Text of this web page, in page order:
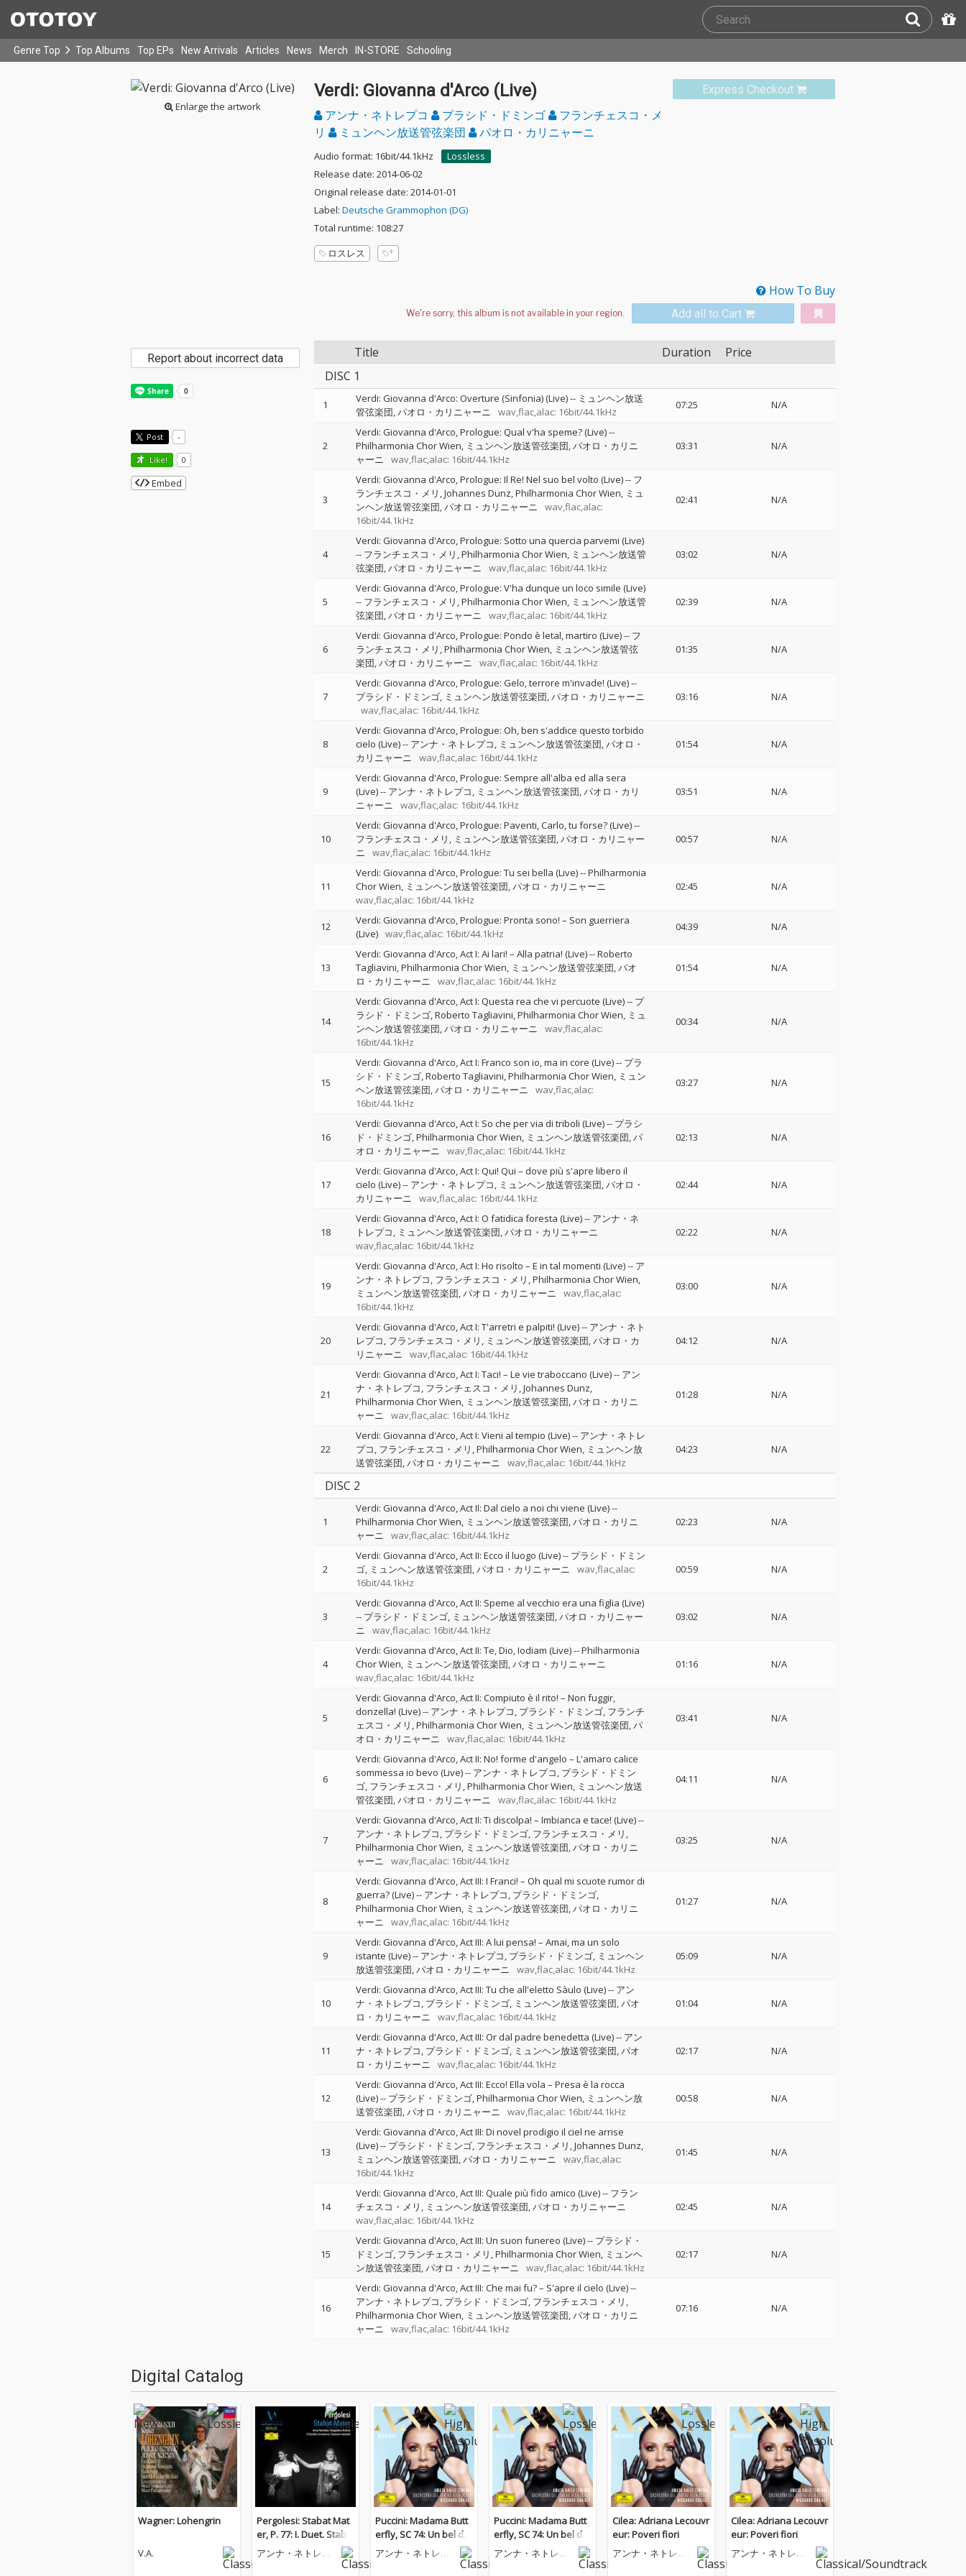
Genre Top Top Albums Top EPs New Arrivals Articles News Merch IN-STORE Schooling
Enlarge the artwork
Express Checkout
Verdi: Giovanna d'Arco (Live)
アンナ・ネトレプコ プラシド・ドミンゴ
フランチェスコ・メ
リ
ミュンヘン放送管弦楽団 パオロ・カリニャーニ
Audio format: 16bit/44.1kHz
Lossless
Release date: 2014-06-02
Original release date: 2014-01-01
Label: Deutsche Grammophon (DG)
Total runtime: 108:27
ロスレス
How To Buy
Add all to Cart
Title Duration
Price
DISC 1
1 Verdi: Giovanna d'Arco: Overture (Sinfonia) (Live)-- ミュンヘン放送
管弦楽団 パオロ・カリニャーニ wav,flac,alac: 16bit/44.1kHz
07:25 N/A
2
Verdi: Giovanna d'Arco, Prologue: Qual v'ha speme? (Live)--
Philharmonia Chor Wien ミュンヘン放送管弦楽団 パオロ・カリニ
ャーニ
wav,flac,alac: 16bit/44.1kHz
03:31 N/A
3
Verdi: Giovanna d'Arco, Prologue: Il Re! Nel suo bel volto (Live)-- フ
ランチェスコ・メリ Johannes Dunz Philharmonia Chor Wien ミュ
ンヘン放送管弦楽団 パオロ・カリニャーニ
wav,flac,alac:
16bit/44.1kHz
02:41 N/A
4
Verdi: Giovanna d'Arco, Prologue: Sotto una quercia parvemi (Live)
-- フランチェスコ・メリ Philharmonia Chor Wien ミュンヘン放送管
弦楽団 パオロ・カリニャーニ wav,flac,alac: 16bit/44.1kHz
03:02 N/A
5
Verdi: Giovanna d'Arco, Prologue: V'ha dunque un loco simile (Live)
-- フランチェスコ・メリ Philharmonia Chor Wien ミュンヘン放送管
弦楽団 パオロ・カリニャーニ wav,flac,alac: 16bit/44.1kHz
02:39 N/A
6
Verdi: Giovanna d'Arco, Prologue: Pondo è letal, martiro (Live)-- フ
ランチェスコ・メリ Philharmonia Chor Wien ミュンヘン放送管弦
楽団 パオロ・カリニャーニ wav,flac,alac: 16bit/44.1kHz
01:35 N/A
7
Verdi: Giovanna d'Arco, Prologue: Gelo, terrore m'invade! (Live)--
プラシド・ドミンゴ ミュンヘン放送管弦楽団 パオロ・カリニャーニ
wav,flac,alac: 16bit/44.1kHz
03:16 N/A
8
Verdi: Giovanna d'Arco, Prologue: Oh, ben s'addice questo torbido
cielo (Live)-- アンナ・ネトレプコ ミュンヘン放送管弦楽団 パオロ・
カリニャーニ
wav,flac,alac: 16bit/44.1kHz
01:54 N/A
9
Verdi: Giovanna d'Arco, Prologue: Sempre all'alba ed alla sera
(Live)-- アンナ・ネトレプコ ミュンヘン放送管弦楽団 パオロ・カリ
ニャーニ
wav,flac,alac: 16bit/44.1kHz
03:51 N/A
10
Verdi: Giovanna d'Arco, Prologue: Paventi, Carlo, tu forse? (Live)--
フランチェスコ・メリ
ミュンヘン放送管弦楽団 パオロ・カリニャー
ニ
wav,flac,alac: 16bit/44.1kHz
00:57 N/A
11
Verdi: Giovanna d'Arco, Prologue: Tu sei bella (Live)--Philharmonia
Chor Wien ミュンヘン放送管弦楽団 パオロ・カリニャーニ
wav,flac,alac: 16bit/44.1kHz
02:45 N/A
12
Verdi: Giovanna d'Arco, Prologue: Pronta sono! – Son guerriera
(Live) wav,flac,alac: 16bit/44.1kHz
04:39 N/A
13
Verdi: Giovanna d'Arco, Act I: Ai lari! – Alla patria! (Live)--Roberto
Tagliavini Philharmonia Chor Wien ミュンヘン放送管弦楽団 パオ
ロ・カリニャーニ
wav,flac,alac: 16bit/44.1kHz
01:54 N/A
14
Verdi: Giovanna d'Arco, Act I: Questa rea che vi percuote (Live)-- プ
ラシド・ドミンゴ Roberto Tagliavini Philharmonia Chor Wien ミュ
ンヘン放送管弦楽団 パオロ・カリニャーニ
wav,flac,alac:
16bit/44.1kHz
00:34 N/A
15
Verdi: Giovanna d'Arco, Act I: Franco son io, ma in core (Live)-- プラ
シド・ドミンゴ Roberto Tagliavini Philharmonia Chor Wien ミュン
ヘン放送管弦楽団 パオロ・カリニャーニ
wav,flac,alac:
16bit/44.1kHz
03:27 N/A
16
Verdi: Giovanna d'Arco, Act I: So che per via di triboli (Live)-- プラシ
ド・ドミンゴ Philharmonia Chor Wien ミュンヘン放送管弦楽団 パ
オロ・カリニャーニ
wav,flac,alac: 16bit/44.1kHz
02:13 N/A
17
Verdi: Giovanna d'Arco, Act I: Qui! Qui – dove più s'apre libero il
cielo (Live)-- アンナ・ネトレプコ ミュンヘン放送管弦楽団 パオロ・
カリニャーニ
wav,flac,alac: 16bit/44.1kHz
02:44 N/A
18
Verdi: Giovanna d'Arco, Act I: O fatidica foresta (Live)-- アンナ・ネ
トレプコ
ミュンヘン放送管弦楽団 パオロ・カリニャーニ
wav,flac,alac: 16bit/44.1kHz
02:22 N/A
19
Verdi: Giovanna d'Arco, Act I: Ho risolto – E in tal momenti (Live)-- ア
ンナ・ネトレプコ フランチェスコ・メリ Philharmonia Chor Wien
ミュンヘン放送管弦楽団 パオロ・カリニャーニ
wav,flac,alac:
16bit/44.1kHz
03:00 N/A
20
Verdi: Giovanna d'Arco, Act I: T'arretri e palpiti! (Live)-- アンナ・ネト
レプコ フランチェスコ・メリ ミュンヘン放送管弦楽団 パオロ・カ
リニャーニ
wav,flac,alac: 16bit/44.1kHz
04:12 N/A
21
Verdi: Giovanna d'Arco, Act I: Taci! – Le vie traboccano (Live)-- アン
ナ・ネトレプコ フランチェスコ・メリ Johannes Dunz
Philharmonia Chor Wien ミュンヘン放送管弦楽団 パオロ・カリニ
ャーニ
wav,flac,alac: 16bit/44.1kHz
01:28 N/A
22
Verdi: Giovanna d'Arco, Act I: Vieni al tempio (Live)-- アンナ・ネトレ
プコ フランチェスコ・メリ Philharmonia Chor Wien ミュンヘン放
送管弦楽団 パオロ・カリニャーニ wav,flac,alac: 16bit/44.1kHz
04:23 N/A
DISC 2
1
Verdi: Giovanna d'Arco, Act II: Dal cielo a noi chi viene (Live)--
Philharmonia Chor Wien ミュンヘン放送管弦楽団 パオロ・カリニ
ャーニ
wav,flac,alac: 16bit/44.1kHz
02:23 N/A
2
Verdi: Giovanna d'Arco, Act II: Ecco il luogo (Live)-- プラシド・ドミン
ゴ ミュンヘン放送管弦楽団 パオロ・カリニャーニ
wav,flac,alac:
16bit/44.1kHz
00:59 N/A
3
Verdi: Giovanna d'Arco, Act II: Speme al vecchio era una figlia (Live)
-- プラシド・ドミンゴ ミュンヘン放送管弦楽団 パオロ・カリニャー
ニ
wav,flac,alac: 16bit/44.1kHz
03:02 N/A
4
Verdi: Giovanna d'Arco, Act II: Te, Dio, Iodiam (Live)--Philharmonia
Chor Wien ミュンヘン放送管弦楽団 パオロ・カリニャーニ
wav,flac,alac: 16bit/44.1kHz
01:16 N/A
5
Verdi: Giovanna d'Arco, Act II: Compiuto è il rito! – Non fuggir,
donzella! (Live)-- アンナ・ネトレプコ プラシド・ドミンゴ フランチ
ェスコ・メリ Philharmonia Chor Wien ミュンヘン放送管弦楽団 パ
オロ・カリニャーニ
wav,flac,alac: 16bit/44.1kHz
03:41 N/A
6
Verdi: Giovanna d'Arco, Act II: No! forme d'angelo – L'amaro calice
sommessa io bevo (Live)-- アンナ・ネトレプコ プラシド・ドミン
ゴ フランチェスコ・メリ Philharmonia Chor Wien ミュンヘン放送
管弦楽団 パオロ・カリニャーニ wav,flac,alac: 16bit/44.1kHz
04:11 N/A
7
Verdi: Giovanna d'Arco, Act II: Ti discolpa! – Imbianca e tace! (Live)--
アンナ・ネトレプコ プラシド・ドミンゴ フランチェスコ・メリ
Philharmonia Chor Wien ミュンヘン放送管弦楽団 パオロ・カリニ
ャーニ
wav,flac,alac: 16bit/44.1kHz
03:25 N/A
8
Verdi: Giovanna d'Arco, Act III: I Franci! – Oh qual mi scuote rumor di
guerra? (Live)-- アンナ・ネトレプコ プラシド・ドミンゴ
Philharmonia Chor Wien ミュンヘン放送管弦楽団 パオロ・カリニ
ャーニ
wav,flac,alac: 16bit/44.1kHz
01:27 N/A
9
Verdi: Giovanna d'Arco, Act III: A lui pensa! – Amai, ma un solo
istante (Live)-- アンナ・ネトレプコ プラシド・ドミンゴ ミュンヘン
放送管弦楽団 パオロ・カリニャーニ wav,flac,alac: 16bit/44.1kHz
05:09 N/A
10
Verdi: Giovanna d'Arco, Act III: Tu che all'eletto Sàulo (Live)-- アン
ナ・ネトレプコ プラシド・ドミンゴ ミュンヘン放送管弦楽団 パオ
ロ・カリニャーニ
wav,flac,alac: 16bit/44.1kHz
01:04 N/A
11
Verdi: Giovanna d'Arco, Act III: Or dal padre benedetta (Live)-- アン
ナ・ネトレプコ プラシド・ドミンゴ ミュンヘン放送管弦楽団 パオ
ロ・カリニャーニ
wav,flac,alac: 16bit/44.1kHz
02:17 N/A
12
Verdi: Giovanna d'Arco, Act III: Ecco! Ella vola – Presa è la rocca
(Live)-- プラシド・ドミンゴ Philharmonia Chor Wien ミュンヘン放
送管弦楽団 パオロ・カリニャーニ wav,flac,alac: 16bit/44.1kHz
00:58 N/A
13
Verdi: Giovanna d'Arco, Act III: Di novel prodigio il ciel ne arrise
(Live)-- プラシド・ドミンゴ フランチェスコ・メリ Johannes Dunz
ミュンヘン放送管弦楽団 パオロ・カリニャーニ
wav,flac,alac:
16bit/44.1kHz
01:45 N/A
14
Verdi: Giovanna d'Arco, Act III: Quale più fido amico (Live)-- フラン
チェスコ・メリ
ミュンヘン放送管弦楽団 パオロ・カリニャーニ
wav,flac,alac: 16bit/44.1kHz
02:45 N/A
15
Verdi: Giovanna d'Arco, Act III: Un suon funereo (Live)-- プラシド・
ドミンゴ フランチェスコ・メリ Philharmonia Chor Wien ミュンヘ
ン放送管弦楽団 パオロ・カリニャーニ wav,flac,alac: 16bit/44.1kHz
02:17 N/A
16
Verdi: Giovanna d'Arco, Act III: Che mai fu? – S'apre il cielo (Live)--
アンナ・ネトレプコ プラシド・ドミンゴ フランチェスコ・メリ
Philharmonia Chor Wien ミュンヘン放送管弦楽団 パオロ・カリニ
ャーニ
wav,flac,alac: 16bit/44.1kHz
07:16 N/A
Report about incorrect data
Post -
Like! 0
Embed
Digital Catalog
Wagner: Lohengrin
V.A.
Pergolesi: Stabat Mat
er, P. 77: I. Duet. Staba
t Mater dolorosa (Live)
アンナ・ネトレプ
Puccini: Madama Butt
erfly, SC 74: Un bel dì v
edremo
アンナ・ネトレプ
Puccini: Madama Butt
erfly, SC 74: Un bel dì v
edremo
アンナ・ネトレプ
Cilea: Adriana Lecouvr
eur: Poveri fiori
アンナ・ネトレプ
Cilea: Adriana Lecouvr
eur: Poveri fiori
アンナ・ネトレプ